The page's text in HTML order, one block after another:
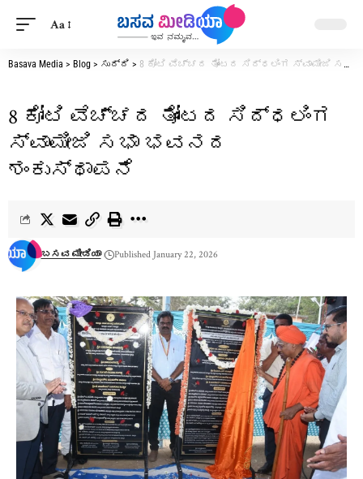
Aa
Basava Media > Blog > ಸುದ್ದಿ > 8 ಕೋಟಿ ವೆಚ್ಚದ ತೋಂಟದ ಸಿದ್ಧಲಿಂಗ ಸ್ವಾಮೀಜಿ ಸಭಾ ಭವನದ ಶಂಕುಸ್ಥಾಪನೆ
8 ಕೋಟಿ ವೆಚ್ಚದ ತೋಂಟದ ಸಿದ್ಧಲಿಂಗ
ಸ್ವಾಮೀಜಿ ಸಭಾ ಭವನದ
ಶಂಕುಸ್ಥಾಪನೆ
ಬಸವ ಮೀಡಿಯಾ Published January 22, 2026